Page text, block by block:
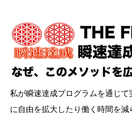
私が瞬速達成プログラムを通じ
に自由を拡大したり働く時間を